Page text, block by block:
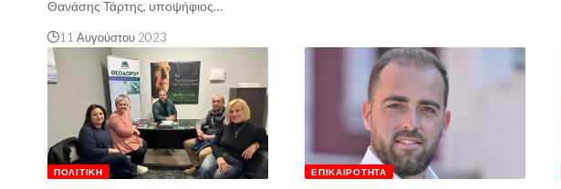
Θανάσης Τάρτης, υποψήφιος…
11 Αυγούστου 2023
ΠΟΛΙΤΙΚΉ ΕΠΙΚΑΙΡΌΤΗΤΑ